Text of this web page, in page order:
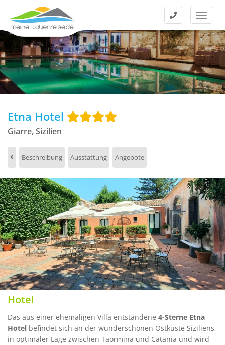
Kontakt Menü
Etna Hotel
Giarre, Sizilien
Beschreibung Ausstattung Angebote
Hotel
Das aus einer ehemaligen Villa entstandene 4-Sterne Etna
Hotel befindet sich an der wunderschönen Ostküste Siziliens,
in optimaler Lage zwischen Taormina und Catania und wird